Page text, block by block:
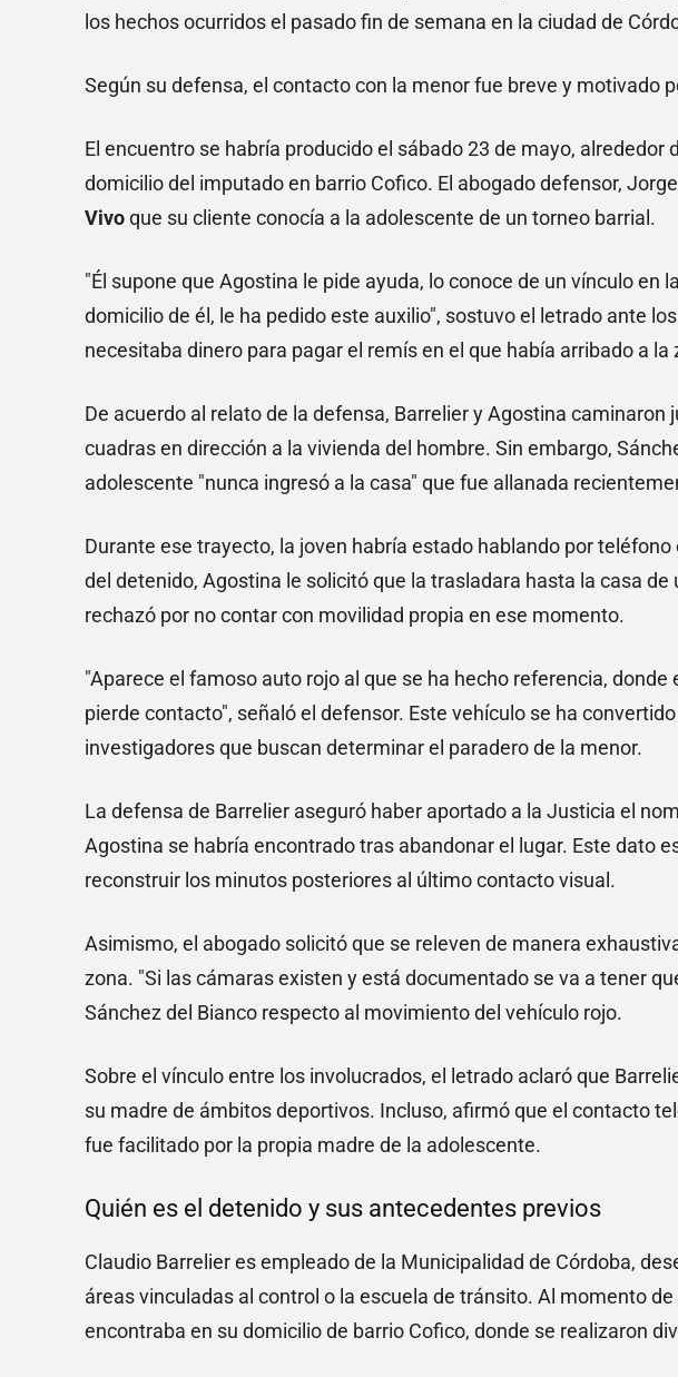
los hechos ocurridos el pasado fin de semana en la ciudad de
Según su defensa, el contacto con la menor fue breve y motivado
El encuentro se habría producido el sábado 23 de mayo, alrededor
domicilio del imputado en barrio Cofico. El abogado defensor,
Vivoque su cliente conocía a la adolescente de un torneo barrial.
"Él supone que Agostina le pide ayuda, lo conoce de un vínculo en
domicilio de él, le ha pedido este auxilio", sostuvo el letrado ante
necesitaba dinero para pagar el remís en el que había arribado a la
De acuerdo al relato de la defensa, Barrelier y Agostina
cuadras en dirección a la vivienda del hombre. Sin embargo,
adolescente "nunca ingresó a la casa" que fue allanada
Durante ese trayecto, la joven habría estado hablando por
del detenido, Agostina le solicitó que la trasladara hasta la casa de
rechazó por no contar con movilidad propia en ese momento.
"Aparece el famoso auto rojo al que se ha hecho referencia, donde
pierde contacto", señaló el defensor. Este vehículo se ha
investigadores que buscan determinar el paradero de la menor.
La defensa de Barrelier aseguró haber aportado a la Justicia el
Agostina se habría encontrado tras abandonar el lugar. Este dato
reconstruir los minutos posteriores al último contacto visual.
Asimismo, el abogado solicitó que se releven de manera
zona. "Si las cámaras existen y está documentado se va a tener
Sánchez del Bianco respecto al movimiento del vehículo rojo.
Sobre el vínculo entre los involucrados, el letrado aclaró que
su madre de ámbitos deportivos. Incluso, afirmó que el contacto
fue facilitado por la propia madre de la adolescente.
Quién es el detenido y sus antecedentes previos
Claudio Barrelier es empleado de la Municipalidad de Córdoba,
áreas vinculadas al control o la escuela de tránsito. Al momento
encontraba en su domicilio de barrio Cofico, donde se realizaron